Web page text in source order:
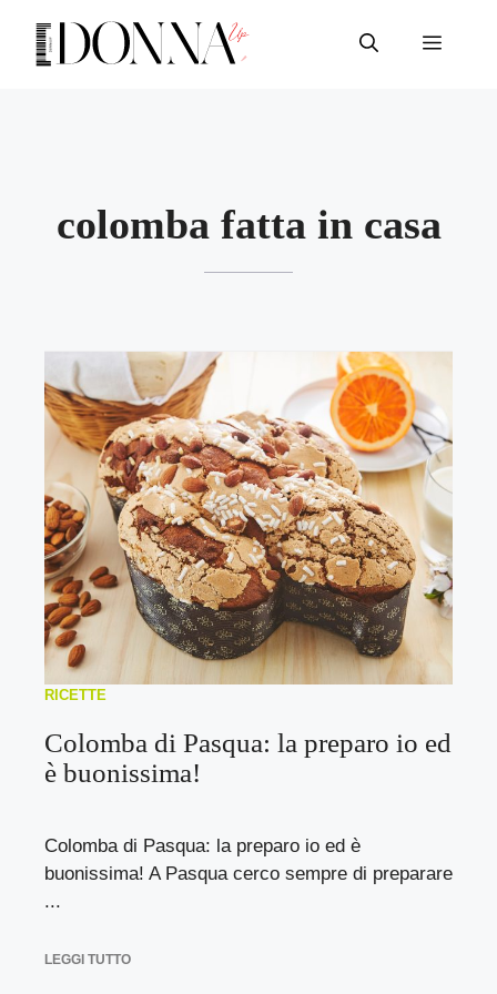
contenuto
Menu
colomba fatta in casa
RICETTE
Colomba di Pasqua: la preparo io ed
è buonissima!
Colomba di Pasqua: la preparo io ed è
buonissima! A Pasqua cerco sempre di preparare
...
LEGGI TUTTO